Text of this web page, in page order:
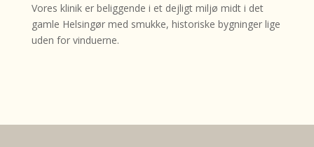
Vores klinik er beliggende i et dejligt miljø midt i det
gamle Helsingør med smukke, historiske bygninger lige
uden for vinduerne.